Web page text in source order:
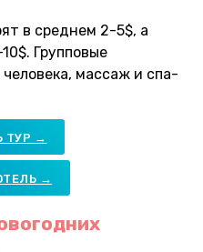
в среднем 2-5$, а
Групповые
массаж и спа-
ТУР →
→